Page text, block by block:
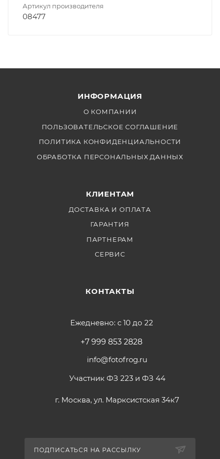
Артикул производителя
08477
ИНФОРМАЦИЯ
О КОМПАНИИ
ПОЛЬЗОВАТЕЛЬСКОЕ СОГЛАШЕНИЕ
ПОЛИТИКА КОНФИДЕНЦИАЛЬНОСТИ
ОБРАБОТКА ПЕРСОНАЛЬНЫХ ДАННЫХ
КЛИЕНТАМ
ДОСТАВКА И ОПЛАТА
ГАРАНТИЯ
ПАРТНЕРАМ
СЕРВИС
КОНТАКТЫ
Ежедневно: с 10 до 22
+7 999 853 2828
info@fotofrog.ru
Участник ФЗ 223 и ФЗ 44
г. Москва, ул. Марксистская 34к7
ПОДПИСАТЬСЯ НА РАССЫЛКУ